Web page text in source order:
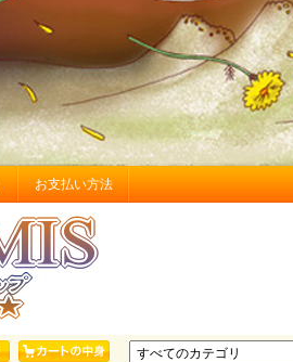
お支払い方法